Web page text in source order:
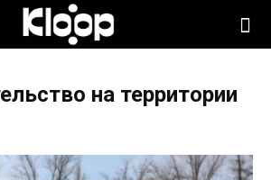
на территории